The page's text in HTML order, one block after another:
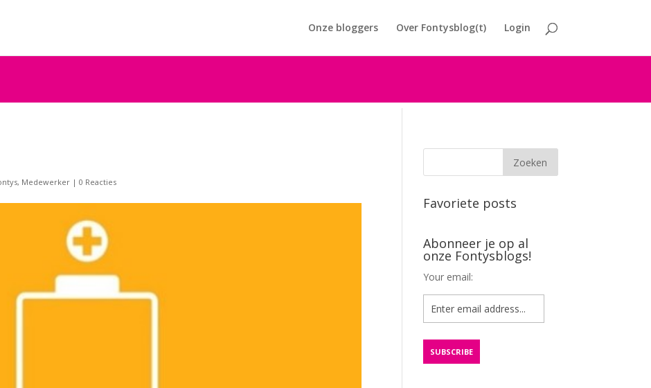
Onze bloggers Over Fontysblog(t) Login
, Medewerker |0 Reacties
Favoriete posts
Abonneer je op al
onze Fontysblogs!
Your email: